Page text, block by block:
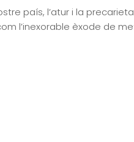
país, l’atur i la
l’inexorable èxode de